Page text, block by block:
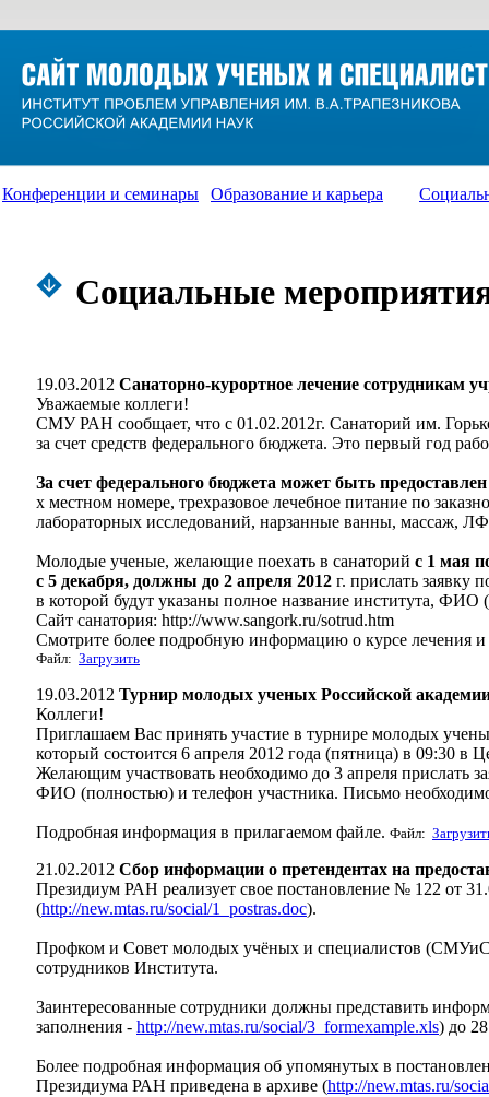
Конференции и семинары Образование и карьера
Социальные
19.03.2012 Санаторно-курортное лечение сотрудникам
Уважаемые коллеги!
СМУ РАН сообщает, что с 01.02.2012г. Санаторий им.
за счет средств федерального бюджета. Это первый год
За счет федерального бюджета может быть
х местном номере, трехразовое лечебное питание по
лабораторных исследований, нарзанные ванны, массаж,
Молодые ученые, желающие поехать в санаторий с 1 мая
с 5 декабря, должны до 2 апреля 2012 г. прислать
в которой будут указаны полное название института,
Сайт санатория: http://www.sangork.ru/sotrud.htm
Смотрите более подробную информацию о курсе лечения
Файл: Загрузить
19.03.2012 Турнир молодых ученых Российской
Коллеги!
Приглашаем Вас принять участие в турнире молодых
который состоится 6 апреля 2012 года (пятница) в 09:30
Желающим участвовать необходимо до 3 апреля прислать
ФИО (полностью) и телефон участника. Письмо
Подробная информация в прилагаемом файле. Файл:
21.02.2012 Сбор информации о претендентах на
Президиум РАН реализует свое постановление № 122 от
(http://new.mtas.ru/social/1_postras.doc).
Профком и Совет молодых учёных и специалистов
сотрудников Института.
Заинтересованные сотрудники должны представить
заполнения - http://new.mtas.ru/social/3_formexample.xls) до
Более подробная информация об упомянутых в
Президиума РАН приведена в архиве (http://new.mtas.ru/